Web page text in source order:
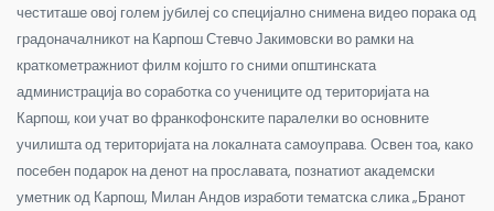
честиташе овој голем јубилеј со специјално снимена видео порака од
градоначалникот на Карпош Стевчо Јакимовски во рамки на
краткометражниот филм којшто го сними општинската
администрација во соработка со учениците од територијата на
Карпош, кои учат во франкофонските паралелки во основните
училишта од територијата на локалната самоуправа. Освен тоа, како
посебен подарок на денот на прославата, познатиот академски
уметник од Карпош, Милан Андов изработи тематска слика „Бранот